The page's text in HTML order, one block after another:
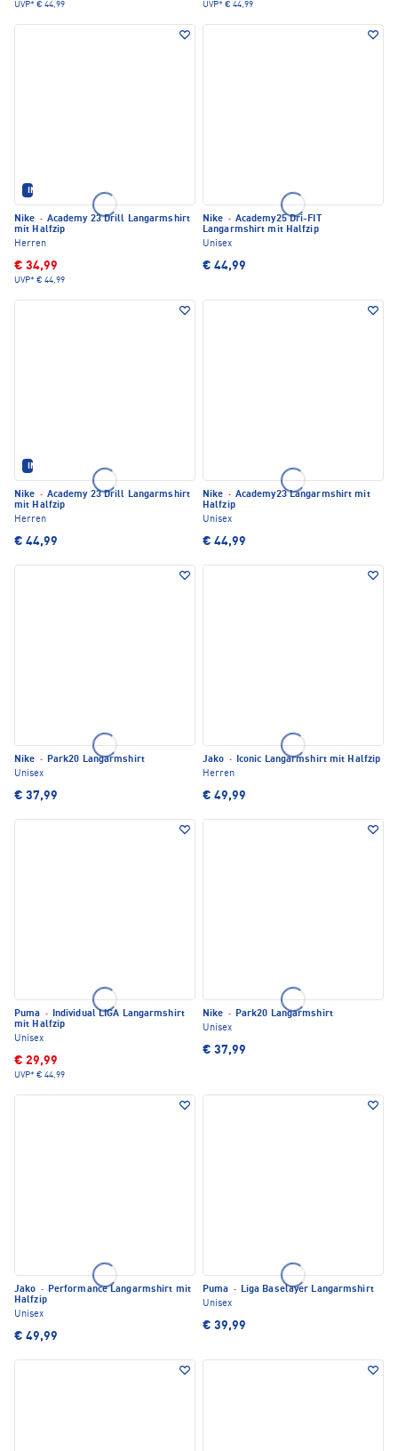
UVP* € 44,99 UVP* € 44,99
IM SET ERHÄLTLICH
Nike · Academy 23 Drill Langarmshirt
mit Halfzip
Herren
€ 34,99
UVP* € 44,99
Nike · Academy25 Dri-FIT
Langarmshirt mit Halfzip
Unisex
€ 44,99
IM SET ERHÄLTLICH
Nike · Academy 23 Drill Langarmshirt
mit Halfzip
Herren
€ 44,99
Nike · Academy23 Langarmshirt mit
Halfzip
Unisex
€ 44,99
Nike · Park20 Langarmshirt
Unisex
€ 37,99
Jako · Iconic Langarmshirt mit Halfzip
Herren
€ 49,99
Puma · Individual LIGA Langarmshirt
mit Halfzip
Unisex
€ 29,99
UVP* € 44,99
Nike · Park20 Langarmshirt
Unisex
€ 37,99
Jako · Performance Langarmshirt mit
Halfzip
Unisex
€ 49,99
Puma · Liga Baselayer Langarmshirt
Unisex
€ 39,99